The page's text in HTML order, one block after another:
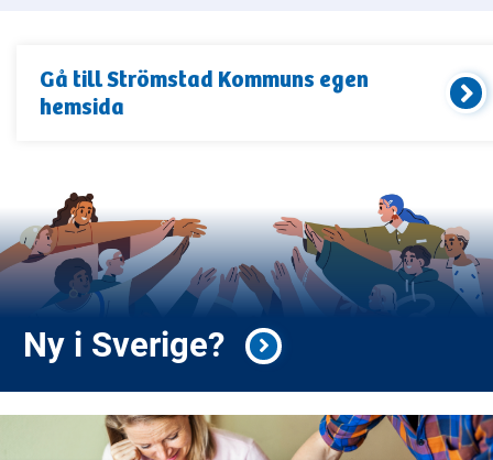
Gå tillStrömstad Kommuns egen
hemsida
Ny i Sverige?